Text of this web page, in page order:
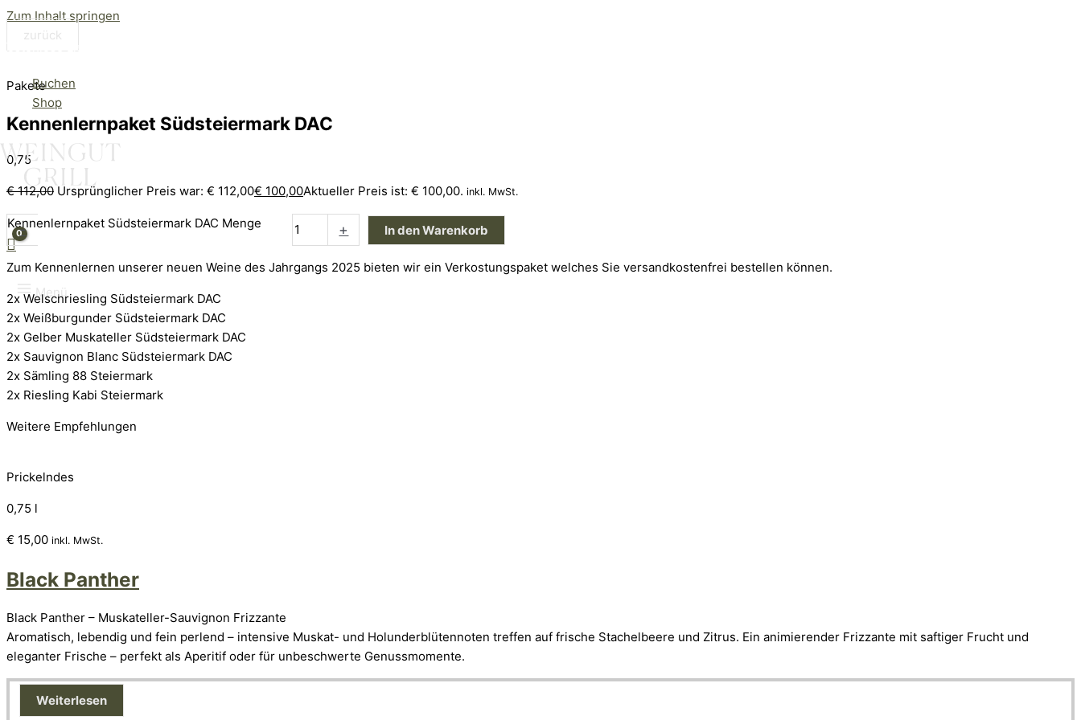
Zum Inhalt springen
Kostenlose Lieferung ab 100€ (AT) / 150€ (DE)
Buchen
Shop
Menü
zurück
Pakete
Kennenlernpaket Südsteiermark DAC
0,75
€112,00 Ursprünglicher Preis war: € 112,00€ 100,00Aktueller Preis ist: € 100,00. inkl. MwSt.
-
Kennenlernpaket Südsteiermark DAC Menge + In den Warenkorb
Zum Kennenlernen unserer neuen Weine des Jahrgangs 2025 bieten wir ein Verkostungspaket welches Sie versandkostenfrei bestellen können.
2x Welschriesling Südsteiermark DAC
2x Weißburgunder Südsteiermark DAC
2x Gelber Muskateller Südsteiermark DAC
2x Sauvignon Blanc Südsteiermark DAC
2x Sämling 88 Steiermark
2x Riesling Kabi Steiermark
Weitere Empfehlungen
Prickelndes
0,75 l
€ 15,00 inkl. MwSt.
Black Panther
Black Panther – Muskateller-Sauvignon Frizzante
Aromatisch, lebendig und fein perlend – intensive Muskat- und Holunderblütennoten treffen auf frische Stachelbeere und Zitrus. Ein animierender Frizzante mit saftiger Frucht und
eleganter Frische – perfekt als Aperitif oder für unbeschwerte Genussmomente.
Weiterlesen